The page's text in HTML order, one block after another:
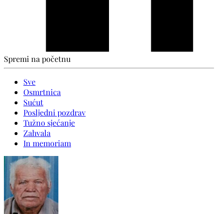
Spremi na početnu
Sve
Osmrtnica
Sućut
Posljedni pozdrav
Tužno sjećanje
Zahvala
In memoriam